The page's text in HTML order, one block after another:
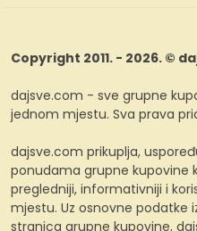
Copyright 2011. - 2026. ©
dajsve.com - sve grupne
jednom mjestu. Sva prava
dajsve.com prikuplja,
ponudama grupne kupovine
pregledniji, informativniji i
mjestu. Uz osnovne podatke
stranica grupne kupovine,